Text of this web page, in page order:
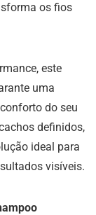
os fios
este
uma
do seu
definidos,
ideal para
visíveis.